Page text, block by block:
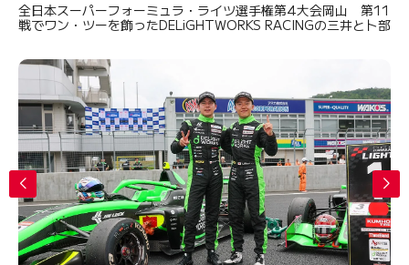
全日本スーパーフォーミュラ・ライツ選手権第4大会岡山 第11
戦でワン・ツーを飾ったDELiGHTWORKS RACINGの三井と卜部